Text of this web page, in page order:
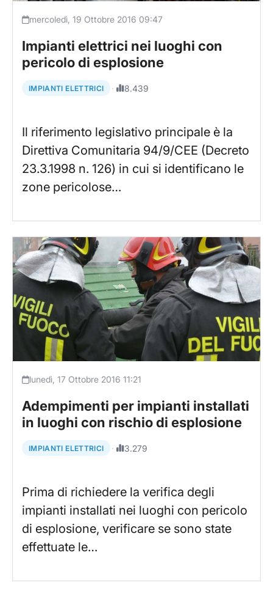
mercoledì, 19 Ottobre 2016 09:47
Impianti elettrici nei luoghi con
pericolo di esplosione
IMPIANTI ELETTRICI · 8.439
Il riferimento legislativo principale è la
Direttiva Comunitaria 94/9/CEE (Decreto
23.3.1998 n. 126) in cui si identificano le
zone pericolose…
lunedì, 17 Ottobre 2016 11:21
Adempimenti per impianti installati
in luoghi con rischio di esplosione
IMPIANTI ELETTRICI · 3.279
Prima di richiedere la verifica degli
impianti installati nei luoghi con pericolo
di esplosione, verificare se sono state
effettuate le…